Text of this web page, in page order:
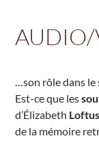
…son rôle dans
Est-ce que les
d’Élizabeth
de la mémoire